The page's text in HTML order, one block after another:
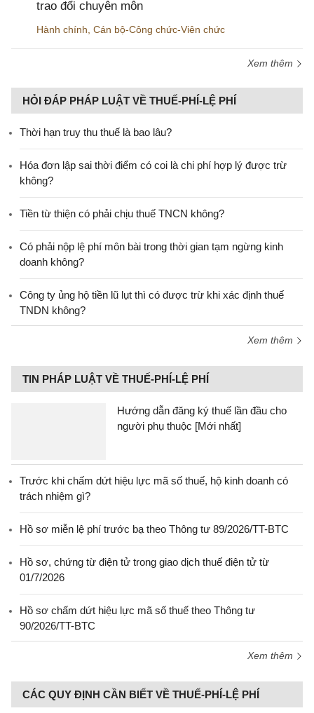
trao đổi chuyên môn
Hành chính Cán bộ-Công chức-Viên chức
Xem thêm
HỎI ĐÁP PHÁP LUẬT VỀ THUẾ-PHÍ-LỆ PHÍ
Thời hạn truy thu thuế là bao lâu?
Hóa đơn lập sai thời điểm có coi là chi phí hợp lý được trừ
không?
Tiền từ thiện có phải chịu thuế TNCN không?
Có phải nộp lệ phí môn bài trong thời gian tạm ngừng kinh
doanh không?
Công ty ủng hộ tiền lũ lụt thì có được trừ khi xác định thuế
TNDN không?
Xem thêm
TIN PHÁP LUẬT VỀ THUẾ-PHÍ-LỆ PHÍ
Hướng dẫn đăng ký thuế lần đầu cho
người phụ thuộc [Mới nhất]
Trước khi chấm dứt hiệu lực mã số thuế, hộ kinh doanh có
trách nhiệm gì?
Hồ sơ miễn lệ phí trước bạ theo Thông tư 89/2026/TT-BTC
Hồ sơ, chứng từ điện tử trong giao dịch thuế điện tử từ
01/7/2026
Hồ sơ chấm dứt hiệu lực mã số thuế theo Thông tư
90/2026/TT-BTC
Xem thêm
CÁC QUY ĐỊNH CẦN BIẾT VỀ THUẾ-PHÍ-LỆ PHÍ